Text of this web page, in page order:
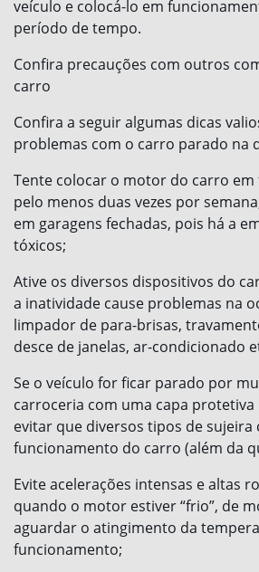
veículo e colocá-lo em
período de tempo.
Confira precauções com outros
carro
Confira a seguir algumas dicas
problemas com o carro parado na
Tente colocar o motor do carro
pelo menos duas vezes por
em garagens fechadas, pois há a
tóxicos;
Ative os diversos dispositivos do
a inatividade cause problemas na
limpador de para-brisas,
desce de janelas, ar-condicionado
Se o veículo for ficar parado por
carroceria com uma capa
evitar que diversos tipos de sujeira
funcionamento do carro (além da
Evite acelerações intensas e altas
quando o motor estiver “frio”, de
aguardar o atingimento da
funcionamento;